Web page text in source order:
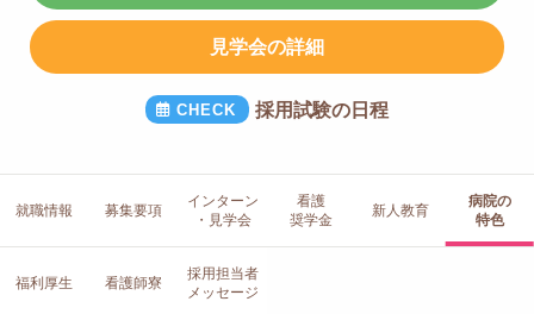
見学会の詳細
採用試験の日程
就職情報 募集要項
インターン
・見学会
看護
奨学金
新人教育
病院の
特色
福利厚生 看護師寮
採用担当者
メッセージ